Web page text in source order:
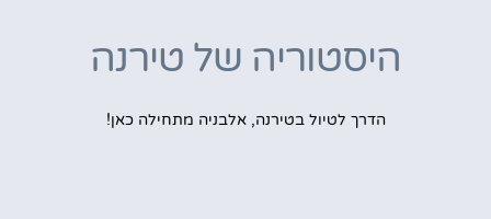
היסטוריה של טירנה
הדרך לטיול בטירנה, אלבניה מתחילה כאן!